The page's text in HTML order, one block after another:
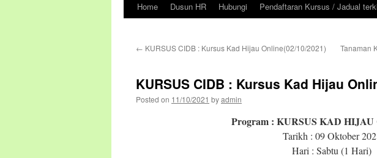
Skip
content
Home Dusun HR Hubungi Pendaftaran Kursus / Jadual
← KURSUS CIDB : Kursus Kad Hijau Online(02/10/2021)
Tanaman
KURSUS CIDB : Kursus Kad Hijau
Posted on 11/10/2021 byadmin
Program : KURSUS KAD
Tarikh : 09 Oktober
Hari : Sabtu (1 Hari)